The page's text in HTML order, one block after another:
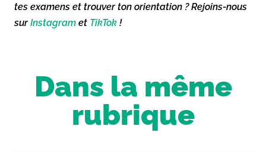
tes examens et trouver ton orientation ? Rejoins-nous
surInstagram et TikTok !
Dans la même
rubrique